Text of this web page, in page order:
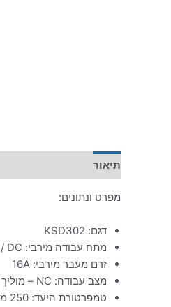
תיאור
מפרט ונתונים:
דגם: KSD302
מתח עבודה מירבי: 250V AC / DC
זרם מעבר מירבי: 16A
מצב עבודה: NC – מוליך עד טמפרטורת היעד, נתק מעל טמפרטורה היעד
טמפרטורת היעד: 250 מעלות